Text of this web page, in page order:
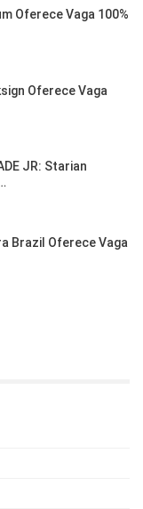
Oferece Vaga 100%
Oferece Vaga
JR: Starian
Brazil Oferece Vaga